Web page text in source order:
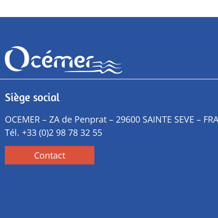
Siège social
OCEMER – ZA de Penprat – 29600 SAINTE SEVE –
Tél. +33 (0)2 98 78 32 55
Contact